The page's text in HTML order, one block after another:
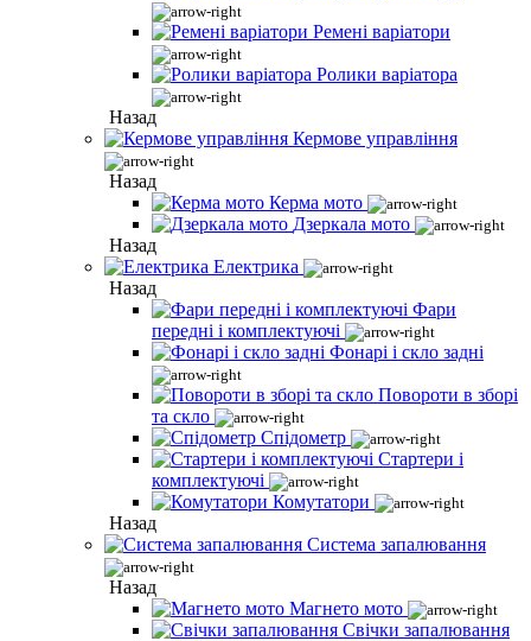
Ремені варіатори
Ролики варіатора
Назад
Кермове управління
Назад
Керма мото
Дзеркала мото
Назад
Електрика
Назад
Фари
передні і комплектуючі
Фонарі і скло задні
Повороти в зборі
та скло
Спідометр
Стартери і
комплектуючі
Комутатори
Назад
Система запалювання
Назад
Магнето мото
Свічки запалювання